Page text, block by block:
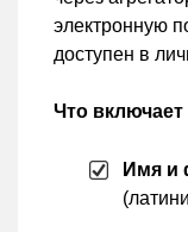
электронную
доступен в
Что
Имя и